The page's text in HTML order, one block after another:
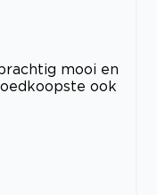
mooi en
ook